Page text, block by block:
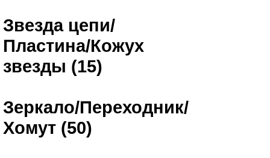
Звезда цепи/
Пластина/Кожух
звезды (15)
Зеркало/Переходник/
Хомут (50)